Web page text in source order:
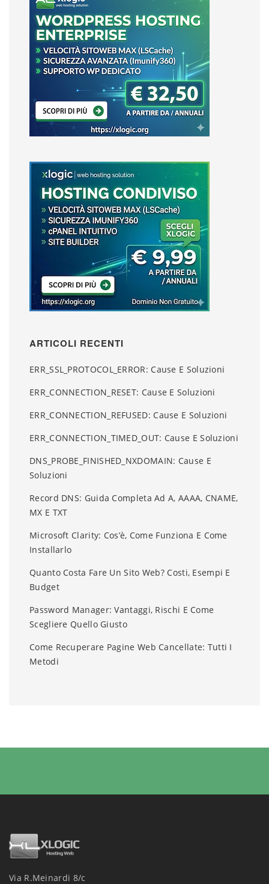
ARTICOLI RECENTI
ERR_SSL_PROTOCOL_ERROR: Cause E Soluzioni
ERR_CONNECTION_RESET: Cause E Soluzioni
ERR_CONNECTION_REFUSED: Cause E Soluzioni
ERR_CONNECTION_TIMED_OUT: Cause E Soluzioni
DNS_PROBE_FINISHED_NXDOMAIN: Cause E
Soluzioni
Record DNS: Guida Completa Ad A, AAAA, CNAME,
MX E TXT
Microsoft Clarity: Cos’è, Come Funziona E Come
Installarlo
Quanto Costa Fare Un Sito Web? Costi, Esempi E
Budget
Password Manager: Vantaggi, Rischi E Come
Scegliere Quello Giusto
Come Recuperare Pagine Web Cancellate: Tutti I
Metodi
Via R.Meinardi 8/c